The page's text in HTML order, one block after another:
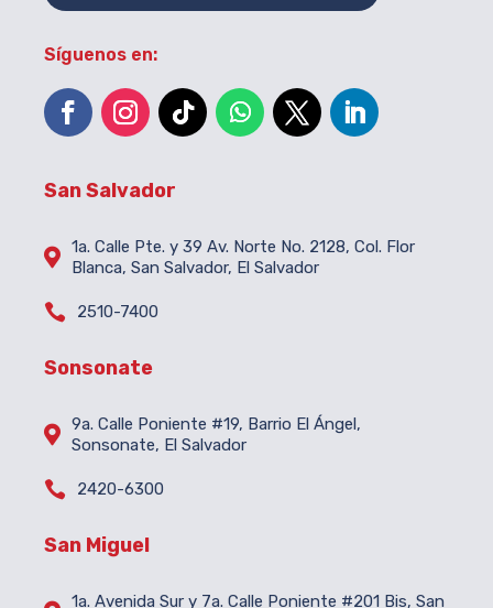
Síguenos en:
San Salvador
 1a. Calle Pte. y 39 Av. Norte No. 2128, Col. Flor
Blanca, San Salvador, El Salvador
 2510-7400
Sonsonate
 9a. Calle Poniente #19, Barrio El Ángel,
Sonsonate, El Salvador
 2420-6300
San Miguel
1a. Avenida Sur y 7a. Calle Poniente #201 Bis, San